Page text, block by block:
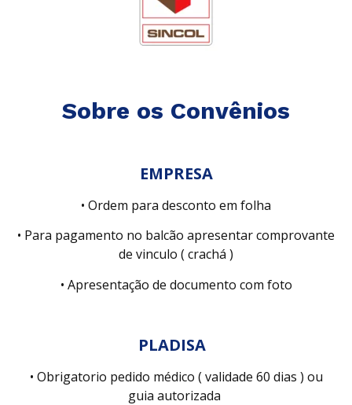
Sobre os Convênios
EMPRESA
• Ordem para desconto em folha
• Para pagamento no balcão apresentar comprovante
de vinculo ( crachá )
• Apresentação de documento com foto
PLADISA
• Obrigatorio pedido médico ( validade 60 dias ) ou
guia autorizada